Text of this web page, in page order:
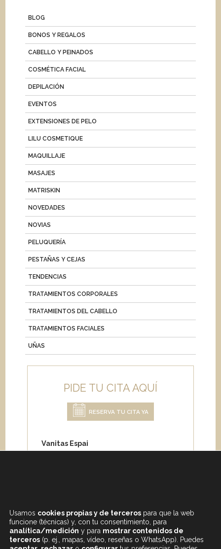
BLOG
BONOS Y REGALOS
CABELLO Y PEINADOS
COSMÉTICA FACIAL
DEPILACIÓN
EVENTOS
EXTENSIONES DE PELO
LILU COSMETIQUE
MAQUILLAJE
MASAJES
MATRISKIN
NOVEDADES
NOVIAS
PELUQUERÍA
PESTAÑAS Y CEJAS
TENDENCIAS
TRATAMIENTOS CORPORALES
TRATAMIENTOS DEL CABELLO
TRATAMIENTOS FACIALES
UÑAS
PIDE TU CITA AQUÍ
RESERVA TU CITA YA
Vanitas Espai
Carrer de Paris 204
Usamos cookies propias y de terceros para que la web
funcione (técnicas) y, con tu consentimiento, para
analítica/medición y para mostrar contenidos de
terceros (p. ej., mapas, vídeo, reseñas o WhatsApp). Puedes